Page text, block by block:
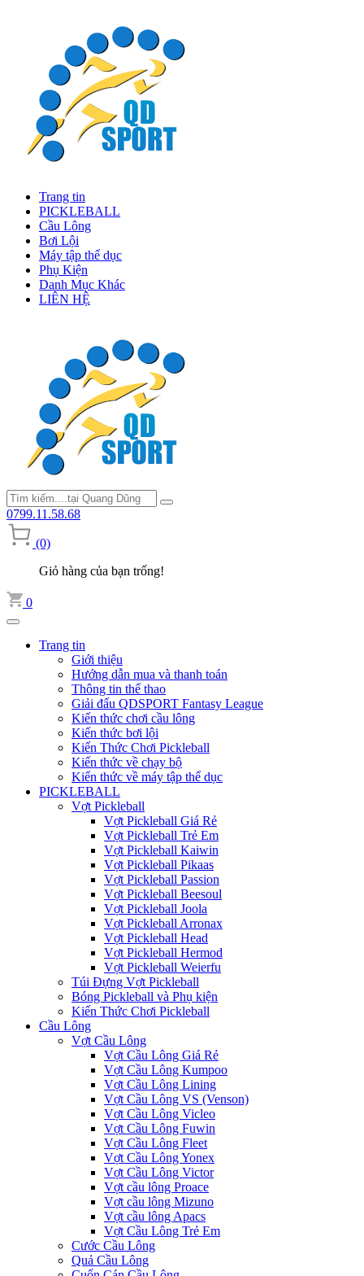
Trang tin
PICKLEBALL
Cầu Lông
Bơi Lội
Máy tập thể dục
Phụ Kiện
Danh Mục Khác
LIÊN HỆ
0799.11.58.68
(0)
Giỏ hàng của bạn trống!
0
Trang tin
Giới thiệu
Hướng dẫn mua và thanh toán
Thông tin thể thao
Giải đấu QDSPORT Fantasy League
Kiến thức chơi cầu lông
Kiến thức bơi lội
Kiến Thức Chơi Pickleball
Kiến thức về chạy bộ
Kiến thức về máy tập thể dục
PICKLEBALL
Vợt Pickleball
Vợt Pickleball Giá Rẻ
Vợt Pickleball Trẻ Em
Vợt Pickleball Kaiwin
Vợt Pickleball Pikaas
Vợt Pickleball Passion
Vợt Pickleball Beesoul
Vợt Pickleball Joola
Vợt Pickleball Arronax
Vợt Pickleball Head
Vợt Pickleball Hermod
Vợt Pickleball Weierfu
Túi Đựng Vợt Pickleball
Bóng Pickleball và Phụ kiện
Kiến Thức Chơi Pickleball
Cầu Lông
Vợt Cầu Lông
Vợt Cầu Lông Giá Rẻ
Vợt Cầu Lông Kumpoo
Vợt Cầu Lông Lining
Vợt Cầu Lông VS (Venson)
Vợt Cầu Lông Vicleo
Vợt Cầu Lông Fuwin
Vợt Cầu Lông Fleet
Vợt Cầu Lông Yonex
Vợt Cầu Lông Victor
Vợt cầu lông Proace
Vợt cầu lông Mizuno
Vợt cầu lông Apacs
Vợt Cầu Lông Trẻ Em
Cước Cầu Lông
Quả Cầu Lông